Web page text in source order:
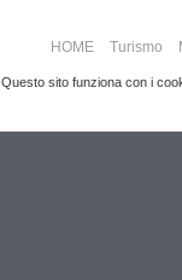
HOME Turismo
Questo sito funziona con i